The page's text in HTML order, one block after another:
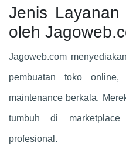
Jenis Layanan
oleh
Jagoweb.com
pembuatan toko online,
maintenance berkala.
tumbuh di
profesional.